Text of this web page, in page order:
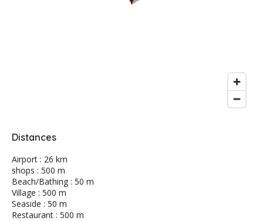
Distances
Airport : 26 km
shops : 500 m
Beach/Bathing : 50 m
Village : 500 m
Seaside : 50 m
Restaurant : 500 m